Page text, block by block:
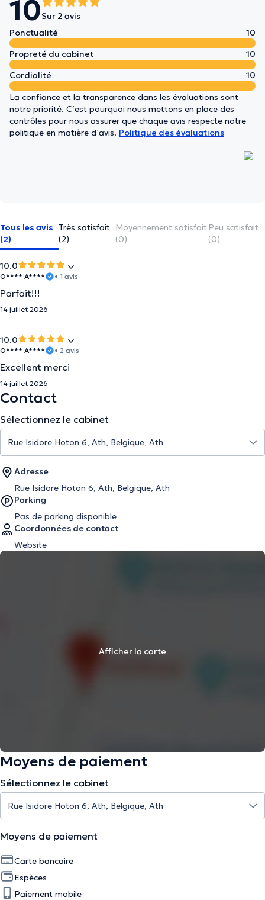
10Sur 2 avis
Ponctualité
10
Propreté du cabinet
10
Cordialité
10
La confiance et la transparence dans les évaluations sont
notre priorité. C’est pourquoi nous mettons en place des
contrôles pour nous assurer que chaque avis respecte notre
politique en matière d’avis. Politique des évaluations
Tous les avis
(2)
Très satisfait
(2)
Moyennement satisfait
(0)
Peu satisfait
(0)
10.0
O**** A**** • 1 avis
Parfait!!!
14 juillet 2026
10.0
O**** A**** • 2 avis
Excellent merci
14 juillet 2026
Contact
Sélectionnez le cabinet
Adresse
Rue Isidore Hoton 6, Ath, Belgique, Ath
Parking
Pas de parking disponible
Coordonnées de contact
Website
Afficher la carte
Moyens de paiement
Sélectionnez le cabinet
Moyens de paiement
Carte bancaire
Espèces
Paiement mobile